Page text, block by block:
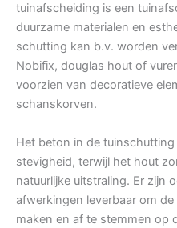
tuinafscheiding is een
duurzame materialen en
schutting kan b.v. worden
Nobifix, douglas hout of
voorzien van decoratieve
schanskorven.
Het beton in de
stevigheid, terwijl het hout
natuurlijke uitstraling. Er zijn
afwerkingen leverbaar om
maken en af te stemmen op